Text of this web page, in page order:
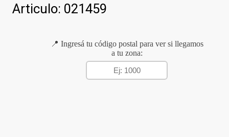
Articulo: 021459
📍 Ingresá tu código postal para ver si llegamos
a tu zona: